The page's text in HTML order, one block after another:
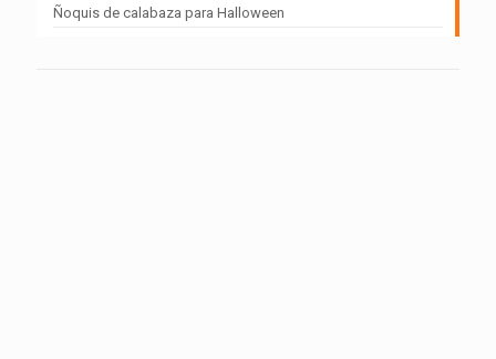
Ñoquis de calabaza para Halloween